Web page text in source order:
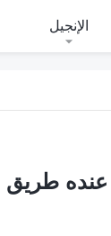
الإنجيل